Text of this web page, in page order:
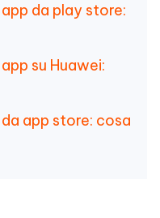
da play store:
su Huawei:
app store: cosa